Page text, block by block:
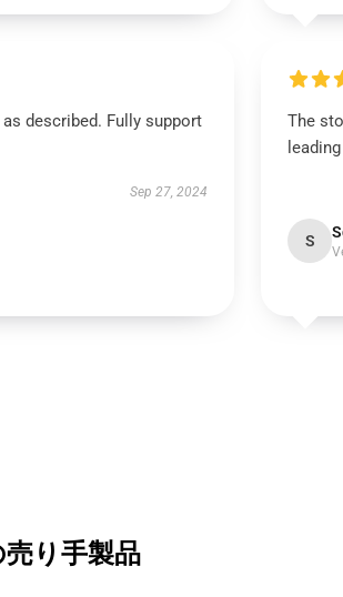
described. Fully support
Sep 27, 2024
The
S
り手製品